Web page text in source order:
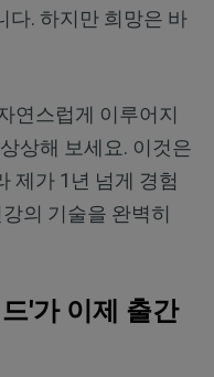
다. 하지만 희망은 바
연스럽게 이루어지
상해 보세요. 이것은
제가 1년 넘게 경험
의 기술을 완벽히
'가 이제 출간